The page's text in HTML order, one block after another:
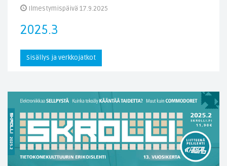
Ilmestymispäivä 17.9.2025
2025.3
Sisällys ja verkkojatkot